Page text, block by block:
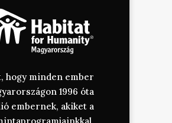
hogy minden ember
1996 óta
embernek, akiket a